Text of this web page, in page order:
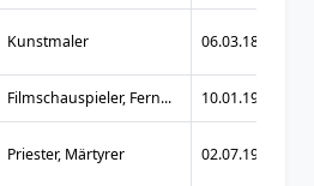
Kunstmaler 06.03.1823
Filmschauspieler, Fern... 10.01.1935
Priester, Märtyrer 02.07.1917